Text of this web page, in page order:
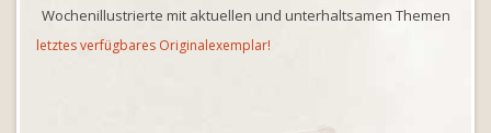
Wochenillustrierte mit aktuellen und unterhaltsamen Themen
letztes verfügbares Originalexemplar!